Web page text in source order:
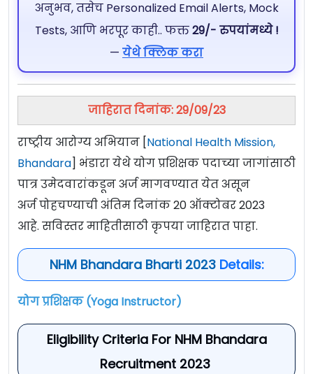
अनुभव, तसेच Personalized Email Alerts, Mock
Tests, आणि भरपूर काही.. फक्त29/- रुपयांमध्ये !
— येथे क्लिक करा
जाहिरात दिनांक: 29/09/23
राष्ट्रीय आरोग्य अभियान [National Health Mission,
Bhandara] भंडारा येथे योग प्रशिक्षक पदाच्या जागांसाठी
पात्र उमेदवारांकडून अर्ज मागवण्यात येत असून
अर्ज पोहचण्याची अंतिम दिनांक 20 ऑक्टोबर 2023
आहे. सविस्तर माहितीसाठी कृपया जाहिरात पाहा.
NHM Bhandara Bharti 2023Details:
योग प्रशिक्षक (Yoga Instructor)
Eligibility Criteria For NHM Bhandara
Recruitment 2023